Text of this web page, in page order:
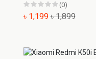
(0)
৳ 1,199 ৳ 1,899